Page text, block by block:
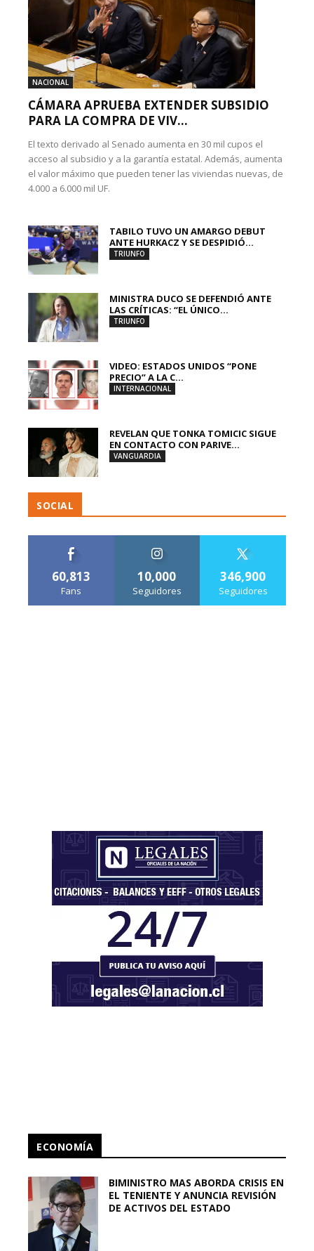
NACIONAL
CÁMARA APRUEBA EXTENDER SUBSIDIO
PARA LA COMPRA DE VIV...
El texto derivado al Senado aumenta en 30 mil cupos el
acceso al subsidio y a la garantía estatal. Además, aumenta
el valor máximo que pueden tener las viviendas nuevas, de
4.000 a 6.000 mil UF.
TABILO TUVO UN AMARGO DEBUT
ANTE HURKACZ Y SE DESPIDIÓ...
TRIUNFO
MINISTRA DUCO SE DEFENDIÓ ANTE
LAS CRÍTICAS: “EL ÚNICO...
TRIUNFO
VIDEO: ESTADOS UNIDOS “PONE
PRECIO” A LA C...
INTERNACIONAL
REVELAN QUE TONKA TOMICIC SIGUE
EN CONTACTO CON PARIVE...
VANGUARDIA
SOCIAL
60,813
Fans
10,000
Seguidores
346,900
Seguidores
ECONOMÍA
BIMINISTRO MAS ABORDA CRISIS EN
EL TENIENTE Y ANUNCIA REVISIÓN
DE ACTIVOS DEL ESTADO